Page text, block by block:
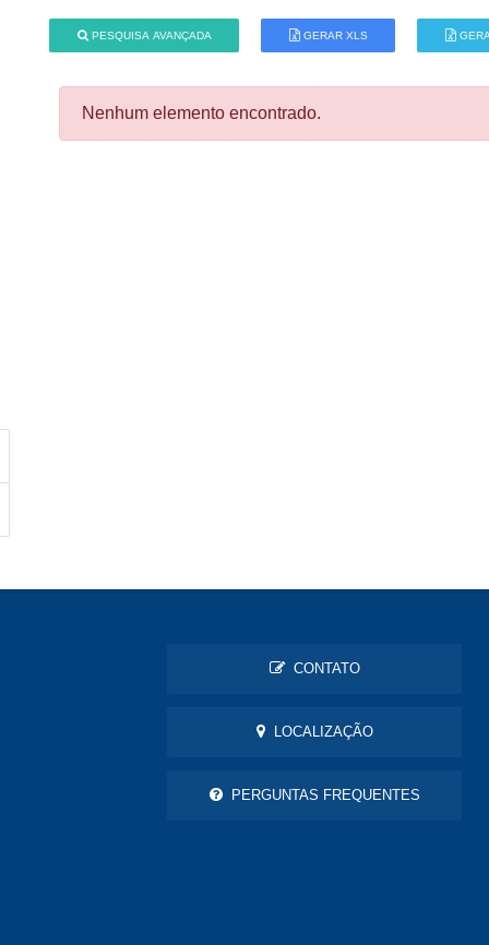
PESQUISA AVANÇADA GERAR XLS
Nenhum elemento encontrado.
CONTATO
LOCALIZAÇÃO
PERGUNTAS FREQUENTES